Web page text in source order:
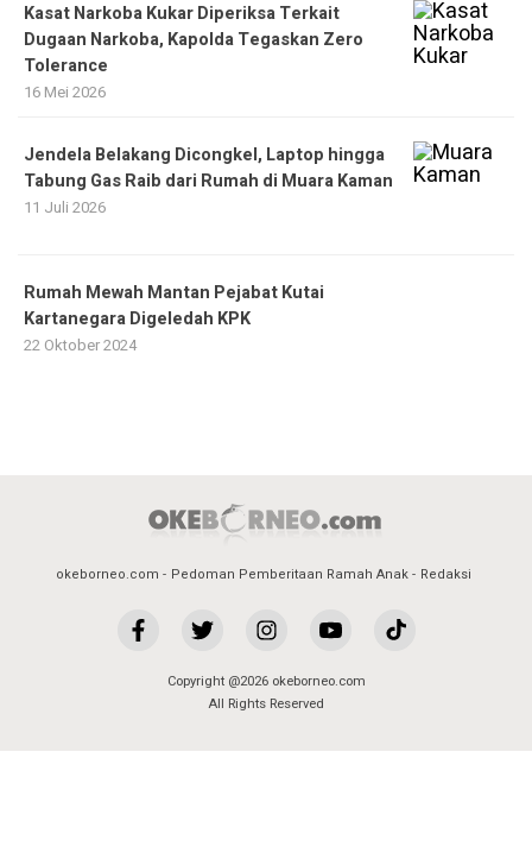
Kasat Narkoba Kukar Diperiksa Terkait
Dugaan Narkoba, Kapolda Tegaskan Zero
Tolerance
16 Mei 2026
Jendela Belakang Dicongkel, Laptop hingga
Tabung Gas Raib dari Rumah di Muara Kaman
11 Juli 2026
Rumah Mewah Mantan Pejabat Kutai
Kartanegara Digeledah KPK
22 Oktober 2024
okeborneo.com Pedoman Pemberitaan Ramah Anak Redaksi
Copyright @2026 okeborneo.com
All Rights Reserved